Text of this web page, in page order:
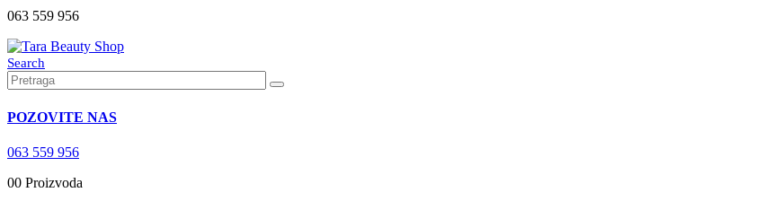
063 559 956
Search
POZOVITE NAS
063 559 956
00 Proizvoda